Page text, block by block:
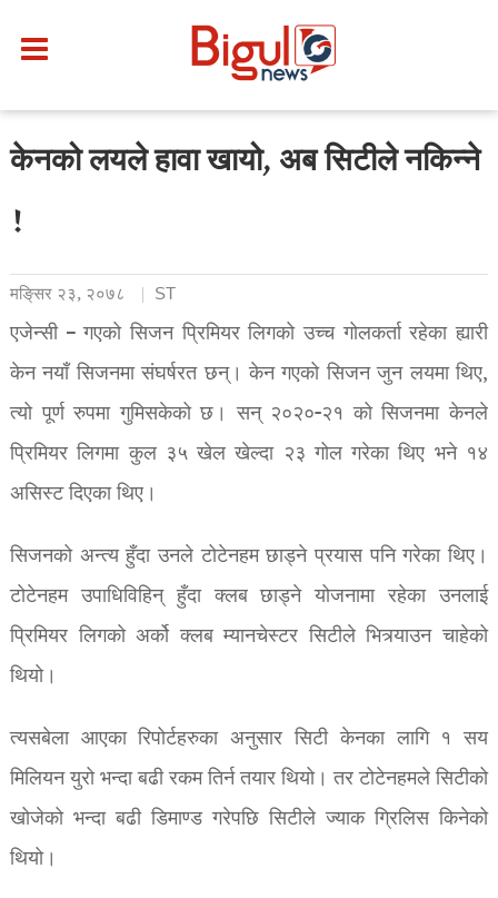
केनको लयले हावा खायो, अब सिटीले नकिन्ने
!
मङि्सर २३, २०७८ ST
एजेन्सी – गएको सिजन प्रिमियर लिगको उच्च गोलकर्ता रहेका ह्यारी
केन नयाँ सिजनमा संघर्षरत छन्। केन गएको सिजन जुन लयमा थिए,
त्यो पूर्ण रुपमा गुमिसकेको छ। सन् २०२०-२१ को सिजनमा केनले
प्रिमियर लिगमा कुल ३५ खेल खेल्दा २३ गोल गरेका थिए भने १४
असिस्ट दिएका थिए।
सिजनको अन्त्य हुँदा उनले टोटेनहम छाड्ने प्रयास पनि गरेका थिए।
टोटेनहम उपाधिविहिन् हुँदा क्लब छाड्ने योजनामा रहेका उनलाई
प्रिमियर लिगको अर्को क्लब म्यानचेस्टर सिटीले भित्र्याउन चाहेको
थियो।
त्यसबेला आएका रिपोर्टहरुका अनुसार सिटी केनका लागि १ सय
मिलियन युरो भन्दा बढी रकम तिर्न तयार थियो। तर टोटेनहमले सिटीको
खोजेको भन्दा बढी डिमाण्ड गरेपछि सिटीले ज्याक ग्रिलिस किनेको
थियो।